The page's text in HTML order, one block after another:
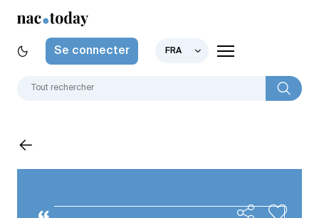
Se connecter FRA